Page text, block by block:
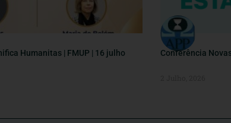
Humanitas | FMUP | 16 julho Conferência